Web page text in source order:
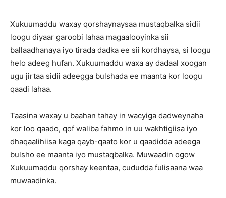
Xukuumaddu waxay qorshaynaysaa mustaqbalka sidii
loogu diyaar garoobi lahaa magaalooyinka sii
ballaadhanaya iyo tirada dadka ee sii kordhaysa, si loogu
helo adeeg hufan. Xukuumaddu waxa ay dadaal xoogan
ugu jirtaa sidii adeegga bulshada ee maanta kor loogu
qaadi lahaa.
Taasina waxay u baahan tahay in wacyiga dadweynaha
kor loo qaado, qof waliba fahmo in uu wakhtigiisa iyo
dhaqaalihiisa kaga qayb-qaato kor u qaadidda adeega
bulsho ee maanta iyo mustaqbalka. Muwaadin ogow
Xukuumaddu qorshay keentaa, cududda fulisaana waa
muwaadinka.